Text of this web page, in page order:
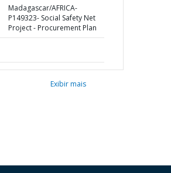
Madagascar/AFRICA-
P149323- Social Safety Net
Project - Procurement Plan
Exibir mais